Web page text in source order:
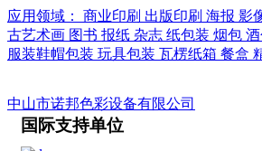
应用领域： 商业印刷 出版印刷 海报 影
古艺术画 图书 报纸 杂志 纸包装 烟包
服装鞋帽包装 玩具包装 瓦楞纸箱 餐盒
中山市诺邦色彩设备有限公司
国际支持单位